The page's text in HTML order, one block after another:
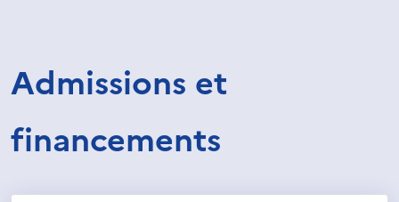
Admissions et
financements